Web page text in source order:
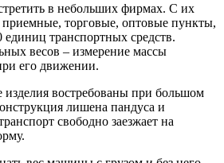
в небольших фирмах. С их
торговые, оптовые пункты,
транспортных средств.
весов – измерение массы
его движении.
востребованы при большом
лишена пандуса и
свободно заезжает на